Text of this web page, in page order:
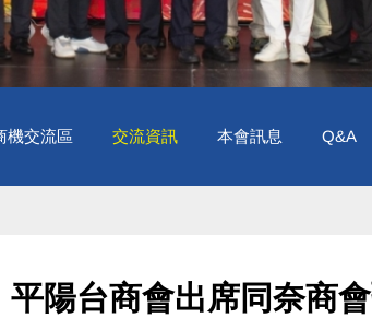
機交流區 交流資訊 本會訊息 Q&A
平陽台商會出席同奈商